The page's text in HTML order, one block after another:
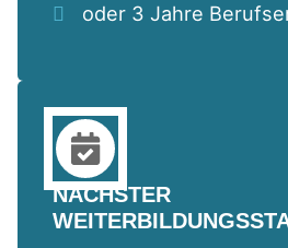
oder 3 Jahre
NÄCHSTER